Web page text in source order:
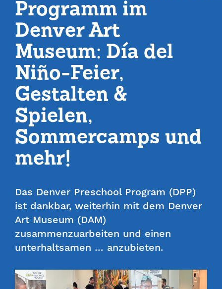
Programm im
Denver Art
Museum: Día del
Niño-Feier,
Gestalten &
Spielen,
Sommercamps und
mehr!
Das Denver Preschool Program (DPP)
ist dankbar, weiterhin mit dem Denver
Art Museum (DAM)
zusammenzuarbeiten und einen
unterhaltsamen … anzubieten.